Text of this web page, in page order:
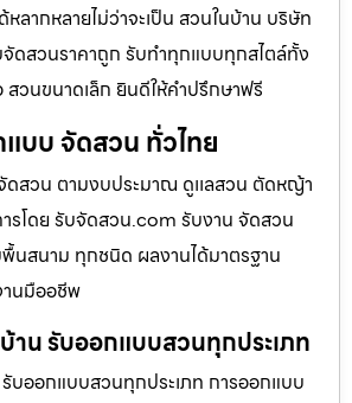
ลากหลายไม่ว่าจะเป็น สวนในบ้าน บริษัท
จัดสวนราคาถูก รับทำทุกแบบทุกสไตล์ทั้ง
วนขนาดเล็ก ยินดีให้คำปรึกษาฟรี
บบ จัดสวน ทั่วไทย
สวน ตามงบประมาณ ดูเเลสวน ตัดหญ้า
รโดย รับจัดสวน.com รับงาน จัดสวน
นสนาม ทุกชนิด ผลงานได้มาตรฐาน
นมืออชีพ
าน รับออกแบบสวนทุกประเภท
บออกแบบสวนทุกประเภท การออกแบบ